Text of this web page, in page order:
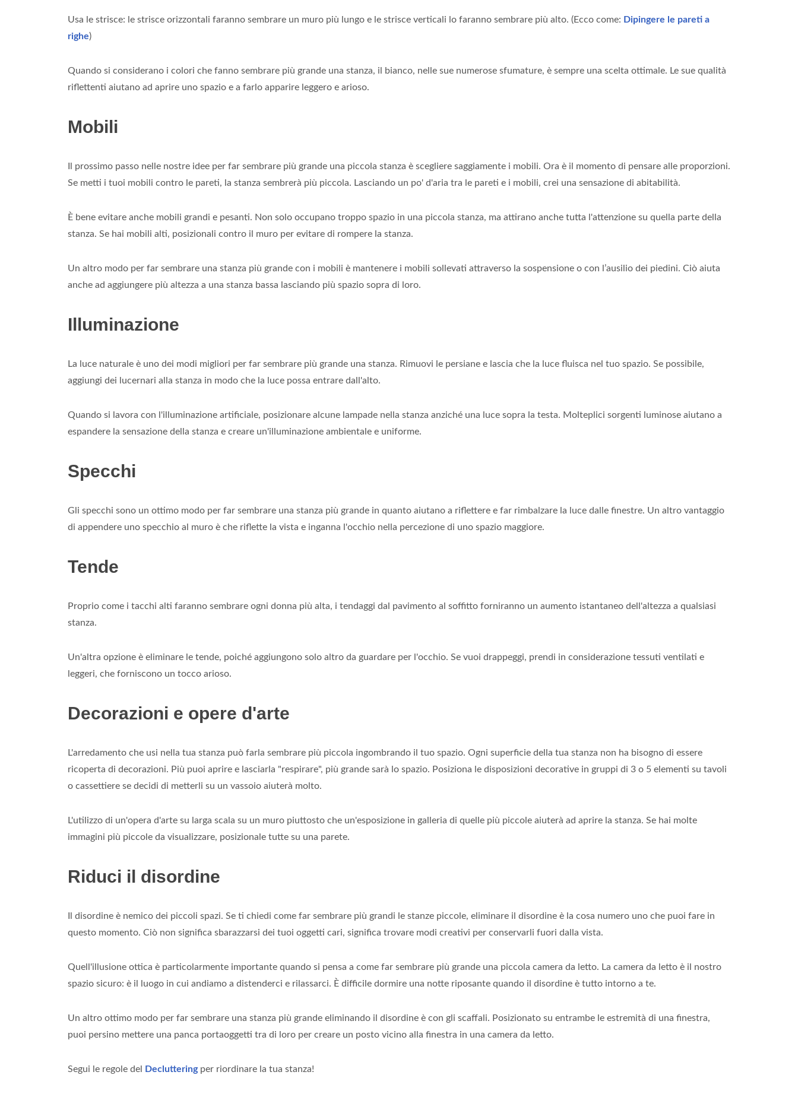
Usa le strisce: le strisce orizzontali faranno sembrare un muro più lungo e le strisce verticali lo faranno sembrare più alto. (Ecco come: Dipingere le pareti a
righe)
Quando si considerano i colori che fanno sembrare più grande una stanza, il bianco, nelle sue numerose sfumature, è sempre una scelta ottimale. Le sue qualità
riflettenti aiutano ad aprire uno spazio e a farlo apparire leggero e arioso.
Mobili
Il prossimo passo nelle nostre idee per far sembrare più grande una piccola stanza è scegliere saggiamente i mobili. Ora è il momento di pensare alle proporzioni.
Se metti i tuoi mobili contro le pareti, la stanza sembrerà più piccola. Lasciando un po' d'aria tra le pareti e i mobili, crei una sensazione di abitabilità.
È bene evitare anche mobili grandi e pesanti. Non solo occupano troppo spazio in una piccola stanza, ma attirano anche tutta l'attenzione su quella parte della
stanza. Se hai mobili alti, posizionali contro il muro per evitare di rompere la stanza.
Un altro modo per far sembrare una stanza più grande con i mobili è mantenere i mobili sollevati attraverso la sospensione o con l’ausilio dei piedini. Ciò aiuta
anche ad aggiungere più altezza a una stanza bassa lasciando più spazio sopra di loro.
Illuminazione
La luce naturale è uno dei modi migliori per far sembrare più grande una stanza. Rimuovi le persiane e lascia che la luce fluisca nel tuo spazio. Se possibile,
aggiungi dei lucernari alla stanza in modo che la luce possa entrare dall'alto.
Quando si lavora con l'illuminazione artificiale, posizionare alcune lampade nella stanza anziché una luce sopra la testa. Molteplici sorgenti luminose aiutano a
espandere la sensazione della stanza e creare un'illuminazione ambientale e uniforme.
Specchi
Gli specchi sono un ottimo modo per far sembrare una stanza più grande in quanto aiutano a riflettere e far rimbalzare la luce dalle finestre. Un altro vantaggio
di appendere uno specchio al muro è che riflette la vista e inganna l'occhio nella percezione di uno spazio maggiore.
Tende
Proprio come i tacchi alti faranno sembrare ogni donna più alta, i tendaggi dal pavimento al soffitto forniranno un aumento istantaneo dell'altezza a qualsiasi
stanza.
Un'altra opzione è eliminare le tende, poiché aggiungono solo altro da guardare per l'occhio. Se vuoi drappeggi, prendi in considerazione tessuti ventilati e
leggeri, che forniscono un tocco arioso.
Decorazioni e opere d'arte
L'arredamento che usi nella tua stanza può farla sembrare più piccola ingombrando il tuo spazio. Ogni superficie della tua stanza non ha bisogno di essere
ricoperta di decorazioni. Più puoi aprire e lasciarla "respirare", più grande sarà lo spazio. Posiziona le disposizioni decorative in gruppi di 3 o 5 elementi su tavoli
o cassettiere se decidi di metterli su un vassoio aiuterà molto.
L'utilizzo di un'opera d'arte su larga scala su un muro piuttosto che un'esposizione in galleria di quelle più piccole aiuterà ad aprire la stanza. Se hai molte
immagini più piccole da visualizzare, posizionale tutte su una parete.
Riduci il disordine
Il disordine è nemico dei piccoli spazi. Se ti chiedi come far sembrare più grandi le stanze piccole, eliminare il disordine è la cosa numero uno che puoi fare in
questo momento. Ciò non significa sbarazzarsi dei tuoi oggetti cari, significa trovare modi creativi per conservarli fuori dalla vista.
Quell'illusione ottica è particolarmente importante quando si pensa a come far sembrare più grande una piccola camera da letto. La camera da letto è il nostro
spazio sicuro: è il luogo in cui andiamo a distenderci e rilassarci. È difficile dormire una notte riposante quando il disordine è tutto intorno a te.
Un altro ottimo modo per far sembrare una stanza più grande eliminando il disordine è con gli scaffali. Posizionato su entrambe le estremità di una finestra,
puoi persino mettere una panca portaoggetti tra di loro per creare un posto vicino alla finestra in una camera da letto.
Segui le regole del Decluttering per riordinare la tua stanza!